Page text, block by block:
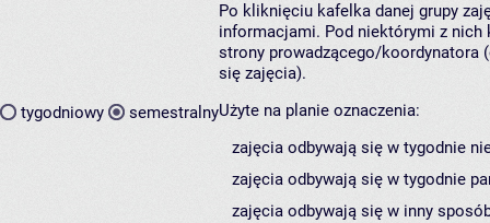
tygodniowy semestralny
Po kliknięciu kafelka danej grupy
informacjami. Pod niektórymi z nich
strony prowadzącego/koordynatora
się zajęcia).
Użyte na planie oznaczenia:
zajęcia odbywają się w tygodnie
zajęcia odbywają się w tygodnie
zajęcia odbywają się w inny